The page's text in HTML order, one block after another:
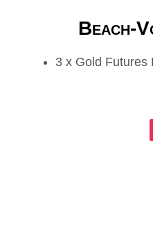
Beach-
3 x Gold Futures